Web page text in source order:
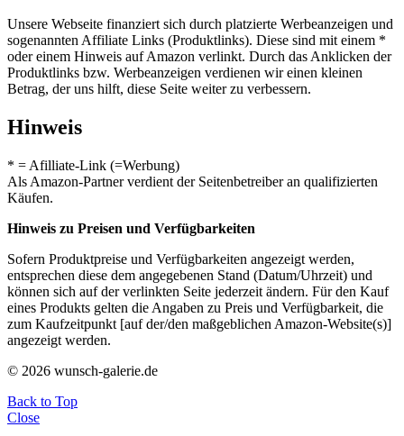
Unsere Webseite finanziert sich durch platzierte Werbeanzeigen und
sogenannten Affiliate Links (Produktlinks). Diese sind mit einem *
oder einem Hinweis auf Amazon verlinkt. Durch das Anklicken der
Produktlinks bzw. Werbeanzeigen verdienen wir einen kleinen
Betrag, der uns hilft, diese Seite weiter zu verbessern.
Hinweis
* = Afilliate-Link (=Werbung)
Als Amazon-Partner verdient der Seitenbetreiber an qualifizierten
Käufen.
Hinweis zu Preisen und Verfügbarkeiten
Sofern Produktpreise und Verfügbarkeiten angezeigt werden,
entsprechen diese dem angegebenen Stand (Datum/Uhrzeit) und
können sich auf der verlinkten Seite jederzeit ändern. Für den Kauf
eines Produkts gelten die Angaben zu Preis und Verfügbarkeit, die
zum Kaufzeitpunkt [auf der/den maßgeblichen Amazon-Website(s)]
angezeigt werden.
© 2026 wunsch-galerie.de
Back to Top
Close